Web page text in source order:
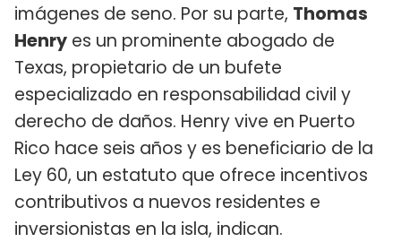
imágenes de seno. Por su parte, Thomas
Henry es un prominente abogado de
Texas, propietario de un bufete
especializado en responsabilidad civil y
derecho de daños. Henry vive en Puerto
Rico hace seis años y es beneficiario de la
Ley 60, un estatuto que ofrece incentivos
contributivos a nuevos residentes e
inversionistas en la isla, indican.